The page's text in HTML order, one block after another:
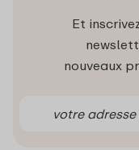
Et
nouveaux